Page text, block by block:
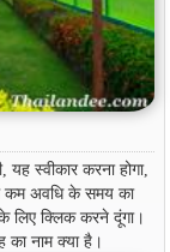
स्वीकार करना होगा,
कम अवधि के समय का
क्लिक करने दूंगा।
नाम क्या है।